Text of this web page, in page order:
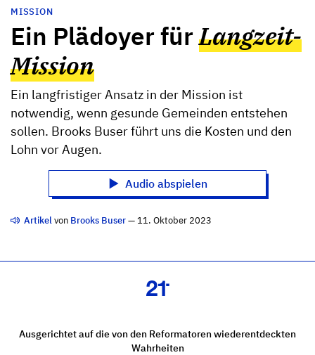
MISSION
Ein Plädoyer fürLangzeit-
Mission
Ein langfristiger Ansatz in der Mission ist
notwendig, wenn gesunde Gemeinden entstehen
sollen. Brooks Buser führt uns die Kosten und den
Lohn vor Augen.
Audio abspielen
Artikelvon Brooks Buser— 11. Oktober 2023
Ausgerichtet auf die von den Reformatoren wiederentdeckten
Wahrheiten